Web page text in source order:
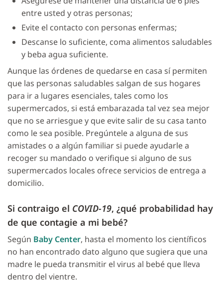
entre usted y otras personas;
Evite el contacto con personas enfermas;
Descanse lo suficiente, coma alimentos saludables
y beba agua suficiente.
Aunque las órdenes de quedarse en casa sí permiten
que las personas saludables salgan de sus hogares
para ir a lugares esenciales, tales como los
supermercados, si está embarazada tal vez sea mejor
que no se arriesgue y que evite salir de su casa tanto
como le sea posible. Pregúntele a alguna de sus
amistades o a algún familiar si puede ayudarle a
recoger su mandado o verifique si alguno de sus
supermercados locales ofrece servicios de entrega a
domicilio.
Si contraigo el COVID-19, ¿qué probabilidad hay
de que contagie a mi bebé?
Según Baby Center, hasta el momento los científicos
no han encontrado dato alguno que sugiera que una
madre le pueda transmitir el virus al bebé que lleva
dentro del vientre.